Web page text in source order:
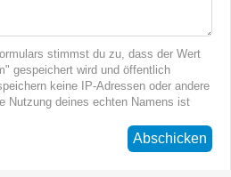
stimmst du zu, dass der Wert
gespeichert wird und öffentlich
keine IP-Adressen oder andere
Nutzung deines echten Namens ist
Abschicken